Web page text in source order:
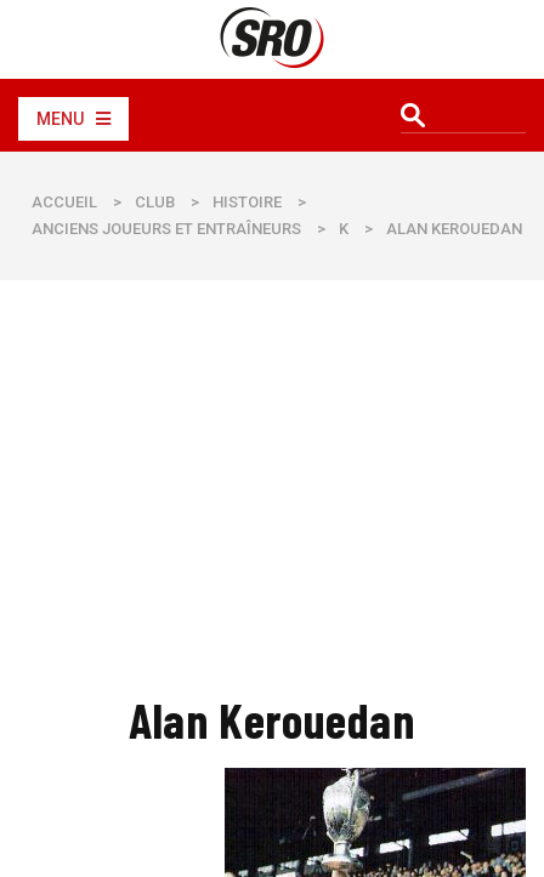
MENU
ACCUEIL > CLUB > HISTOIRE
>
ANCIENS JOUEURS ET ENTRAÎNEURS
> K > ALAN KEROUEDAN
Alan Kerouedan